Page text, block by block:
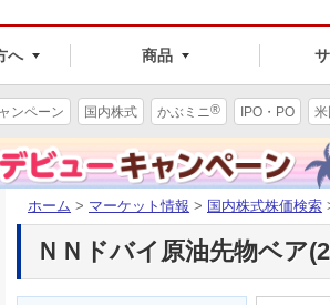
へ 商品
ンペーン 国内株式 かぶミニ® IPO・PO
ホーム > マーケット情報 > 国内株式株価検索
ＮＮドバイ原油先物ベア